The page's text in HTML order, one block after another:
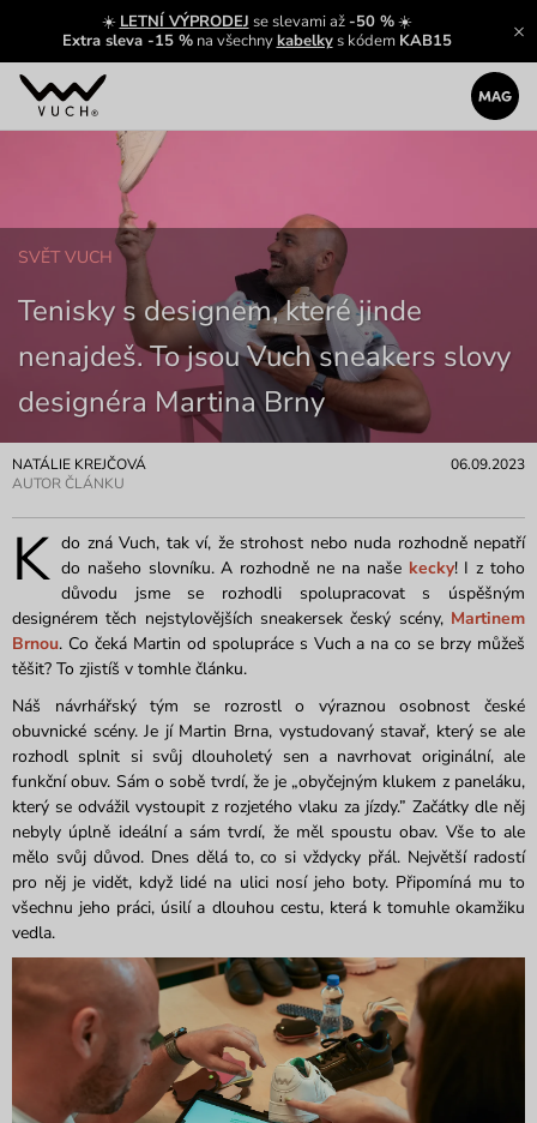
☀️ LETNÍ VÝPRODEJ se slevami až -50 %☀️
Extra sleva -15 %na všechnykabelkys kódem KAB15
SVĚT VUCH
Tenisky s designem, které jinde
nenajdeš. To jsou Vuch sneakers slovy
designéra Martina Brny
06.09.2023
NATÁLIE KREJČOVÁ
AUTOR ČLÁNKU
K do zná Vuch, tak ví, že strohost nebo nuda rozhodně nepatří
do našeho slovníku. A rozhodně ne na naše kecky! I z toho
důvodu jsme se rozhodli spolupracovat s úspěšným
designérem těch nejstylovějších sneakersek český scény, Martinem
Brnou. Co čeká Martin od spolupráce s Vuch a na co se brzy můžeš
těšit? To zjistíš v tomhle článku.
Náš návrhářský tým
se rozrostl o výraznou osobnost české
obuvnické scény. Je jí Martin Brna, vystudovaný stavař, který se ale
rozhodl splnit si svůj dlouholetý sen a navrhovat originální, ale
funkční obuv. Sám o sobě tvrdí, že je „obyčejným klukem z paneláku,
který se odvážil vystoupit z rozjetého vlaku za jízdy.” Začátky dle něj
nebyly úplně ideální a sám tvrdí, že měl spoustu obav. Vše to ale
mělo svůj důvod. Dnes dělá to, co si vždycky přál. Největší radostí
pro něj je vidět, když lidé na ulici nosí jeho boty. Připomíná mu to
všechnu jeho práci, úsilí a dlouhou cestu, která k tomuhle okamžiku
vedla.